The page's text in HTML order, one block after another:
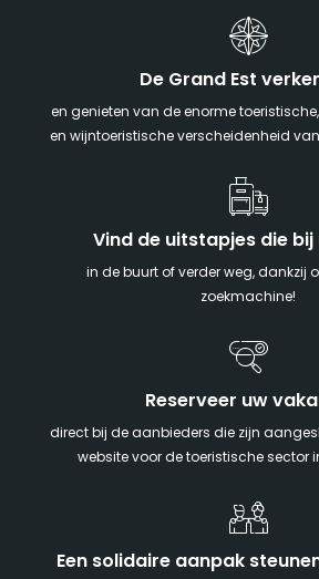
De Grand Est
en genieten van de enorme
en wijntoeristische verscheidenheid
Vind de uitstapjes die bij
in de buurt of verder weg, dankzij
zoekmachine!
Reserveer uw
direct bij de aanbieders die zijn
website voor de toeristische sector
Een solidaire aanpak